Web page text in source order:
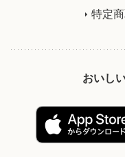
特定
おいし